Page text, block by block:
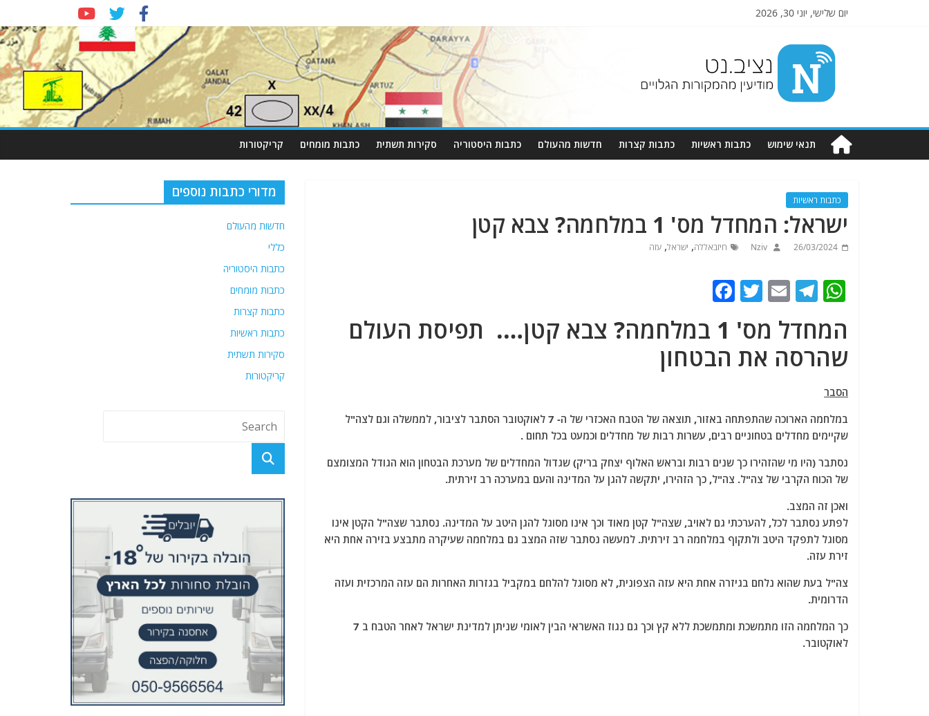
יום שלישי, יוני 30, 2026
Nziv.net
מודיעין
מהמקורות
תנאי שימוש כתבות ראשיות כתבות קצרות חדשות מהעולם כתבות היסטוריה סקירות תשתית כתבות מומחים קריקטורות
כתבות ראשיות
ישראל: המחדל מס' 1 במלחמה? צבא קטן
26/03/2024
Nziv חיזבאללה, ישראל, עזה
W
at
s
p
T
el
e
g
E
ai
l
T
itt
er
c
e
o
k
המחדל מס' 1 במלחמה? צבא קטן…. תפיסת העולם
שהרסה את הבטחון
הסבר
במלחמה הארוכה שהתפתחה באזור, תוצאה של הטבח האכזרי של ה- 7 לאוקטובר הסתבר לציבור, לממשלה וגם לצה"ל
שקיימים מחדלים בטחוניים רבים, עשרות רבות של מחדלים וכמעט בכל תחום .
נסתבר (היו מי שהזהירו כך שנים רבות ובראש האלוף יצחק בריק) שגדול המחדלים של מערכת הבטחון הוא הגודל המצומצם
של הכוח הקרבי של צה"ל. צה"ל, כך הזהירו, יתקשה להגן על המדינה והעם במערכה רב זירתית.
ואכן זה המצב.
לפתע נסתבר לכל, להערכתי גם לאויב, שצה"ל קטן מאוד וכך אינו מסוגל להגן היטב על המדינה. נסתבר שצה"ל הקטן אינו
מסוגל לתפקד היטב ולתקוף במלחמה רב זירתית. למעשה נסתבר שזה המצב גם במלחמה שעיקרה מתבצע בזירה אחת היא
זירת עזה.
צה"ל בעת שהוא נלחם בגיזרה אחת היא עזה הצפונית, לא מסוגל להלחם במקביל בגזרות האחרות הם עזה המרכזית ועזה
הדרומית.
כך המלחמה הזו מתמשכת ומתמשכת ללא קץ וכך גם נגוז האשראי הבין לאומי שניתן למדינת ישראל לאחר הטבח ב 7
לאוקטובר.
מדורי כתבות נוספים
חדשות מהעולם
כללי
כתבות היסטוריה
כתבות מומחים
כתבות קצרות
כתבות ראשיות
סקירות תשתית
קריקטורות